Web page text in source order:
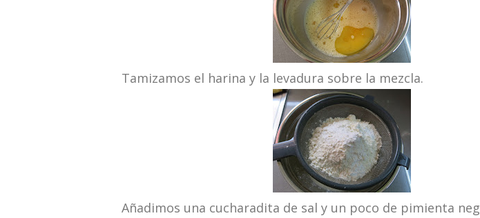
Tamizamos el harina y la levadura sobre la mezcla.
Añadimos una cucharadita de sal y un poco de pimienta